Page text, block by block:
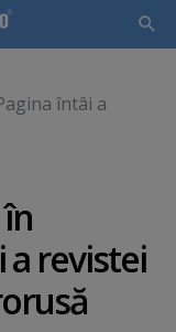
întâi a
a revistei